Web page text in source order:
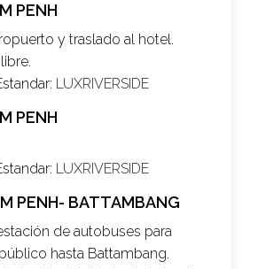
PENH
y traslado al hotel.
LUXRIVERSIDE
PENH
LUXRIVERSIDE
PENH- BATTAMBANG
de autobuses para
hasta Battambang.